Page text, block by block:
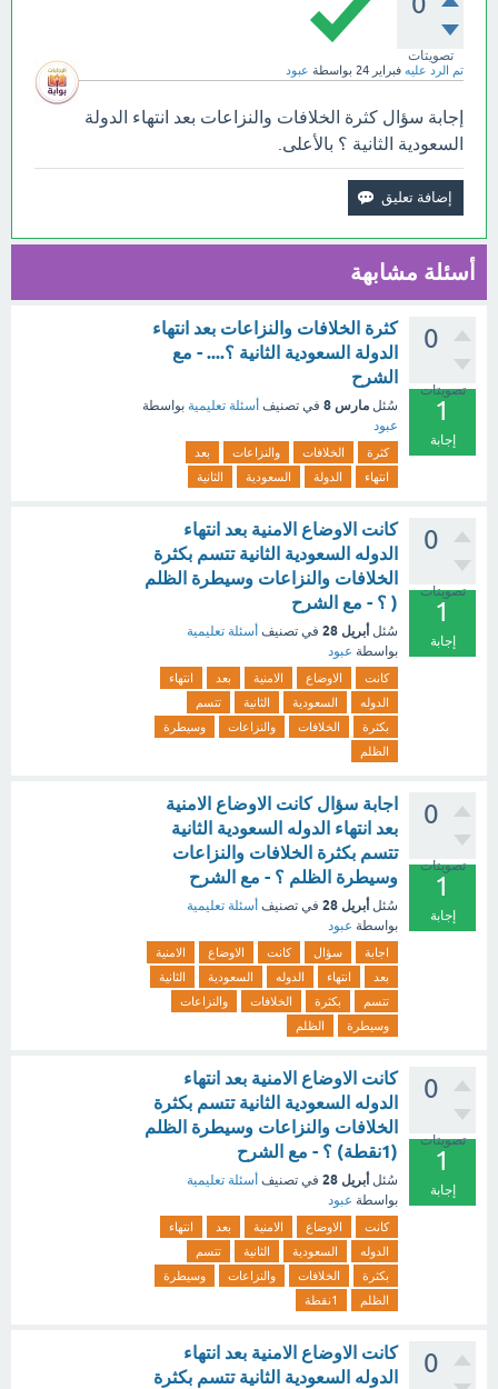
تصويتات
تم الرد عليه فبراير 24 بواسطة عبود
إجابة سؤال كثرة الخلافات والنزاعات بعد انتهاء الدولة
السعودية الثانية ؟ بالأعلى.
أسئلة مشابهة
0
تصويتات
1
إجابة
كثرة الخلافات والنزاعات بعد انتهاء
الدولة السعودية الثانية ؟.... - مع
الشرح
سُئل مارس 8 في تصنيف أسئلة تعليمية بواسطة
عبود
كثرة الخلافات والنزاعات
بعد
انتهاء
الدولة السعودية الثانية
0
تصويتات
1
إجابة
كانت الاوضاع الامنية بعد انتهاء
الدوله السعودية الثانية تتسم بكثرة
الخلافات والنزاعات وسيطرة الظلم
( ؟ - مع الشرح
سُئل أبريل 28 في تصنيف أسئلة تعليمية
بواسطة عبود
كانت الاوضاع الامنية بعد
انتهاء
الدوله
السعودية الثانية
تتسم
بكثرة
الخلافات والنزاعات
وسيطرة
الظلم
0
تصويتات
1
إجابة
اجابة سؤال كانت الاوضاع الامنية
بعد انتهاء الدوله السعودية الثانية
تتسم بكثرة الخلافات والنزاعات
وسيطرة الظلم ؟ - مع الشرح
سُئل أبريل 28 في تصنيف أسئلة تعليمية
بواسطة عبود
اجابة سؤال كانت الاوضاع
الامنية
بعد
انتهاء الدوله السعودية
الثانية
تتسم
بكثرة الخلافات
والنزاعات
وسيطرة
الظلم
0
تصويتات
1
إجابة
كانت الاوضاع الامنية بعد انتهاء
الدوله السعودية الثانية تتسم بكثرة
الخلافات والنزاعات وسيطرة الظلم
(1نقطة) ؟ - مع الشرح
سُئل أبريل 28 في تصنيف أسئلة تعليمية
بواسطة عبود
كانت الاوضاع الامنية بعد
انتهاء
الدوله
السعودية الثانية
تتسم
بكثرة
الخلافات والنزاعات
وسيطرة
الظلم
1نقطة
0
كانت الاوضاع الامنية بعد انتهاء
الدوله السعودية الثانية تتسم بكثرة